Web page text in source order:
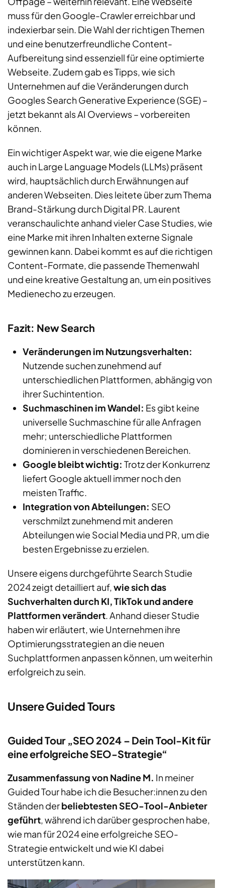
muss für den Google-Crawler erreichbar und
indexierbar sein. Die Wahl der richtigen Themen
und eine benutzerfreundliche Content-
Aufbereitung sind essenziell für eine optimierte
Webseite. Zudem gab es Tipps, wie sich
Unternehmen auf die Veränderungen durch
Googles Search Generative Experience (SGE) –
jetzt bekannt als AI Overviews – vorbereiten
können.
Ein wichtiger Aspekt war, wie die eigene Marke
auch in Large Language Models (LLMs) präsent
wird, hauptsächlich durch Erwähnungen auf
anderen Webseiten. Dies leitete über zum Thema
Brand-Stärkung durch Digital PR. Laurent
veranschaulichte anhand vieler Case Studies, wie
eine Marke mit ihren Inhalten externe Signale
gewinnen kann. Dabei kommt es auf die richtigen
Content-Formate, die passende Themenwahl
und eine kreative Gestaltung an, um ein positives
Medienecho zu erzeugen.
Fazit: New Search
Veränderungen im Nutzungsverhalten:
Nutzende suchen zunehmend auf
unterschiedlichen Plattformen, abhängig von
ihrer Suchintention.
Suchmaschinen im Wandel: Es gibt keine
universelle Suchmaschine für alle Anfragen
mehr; unterschiedliche Plattformen
dominieren in verschiedenen Bereichen.
Google bleibt wichtig: Trotz der Konkurrenz
liefert Google aktuell immer noch den
meisten Traffic.
Integration von Abteilungen: SEO
verschmilzt zunehmend mit anderen
Abteilungen wie Social Media und PR, um die
besten Ergebnisse zu erzielen.
Unsere eigens durchgeführte Search Studie
2024 zeigt detailliert auf,wie sich das
Suchverhalten durch KI, TikTok und andere
Plattformen verändert. Anhand dieser Studie
haben wir erläutert, wie Unternehmen ihre
Optimierungsstrategien an die neuen
Suchplattformen anpassen können, um weiterhin
erfolgreich zu sein.
Unsere Guided Tours
Guided Tour „SEO 2024 – Dein Tool-Kit für
eine erfolgreiche SEO-Strategie“
Zusammenfassung von Nadine M. In meiner
Guided Tour habe ich die Besucher:innen zu den
Ständen derbeliebtesten SEO-Tool-Anbieter
geführt, während ich darüber gesprochen habe,
wie man für 2024 eine erfolgreiche SEO-
Strategie entwickelt und wie KI dabei
unterstützen kann.